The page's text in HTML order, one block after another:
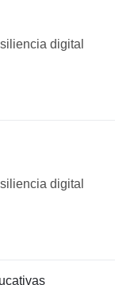
digital
digital